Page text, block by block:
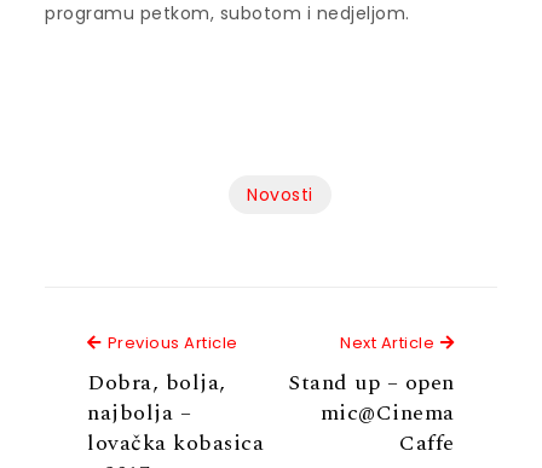
programu petkom, subotom i nedjeljom.
Novosti
Previous Article Previous Article
Dobra, bolja,
najbolja –
lovačka kobasica
Next Article Next
Stand up – open
mic@Cinema
Caffe